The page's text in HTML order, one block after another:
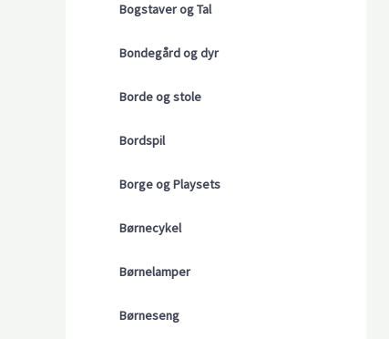
Bogstaver og Tal
Bondegård og dyr
Borde og stole
Bordspil
Borge og Playsets
Børnecykel
Børnelamper
Børneseng